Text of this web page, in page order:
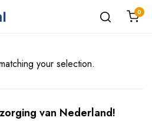
0
your selection.
van Nederland!